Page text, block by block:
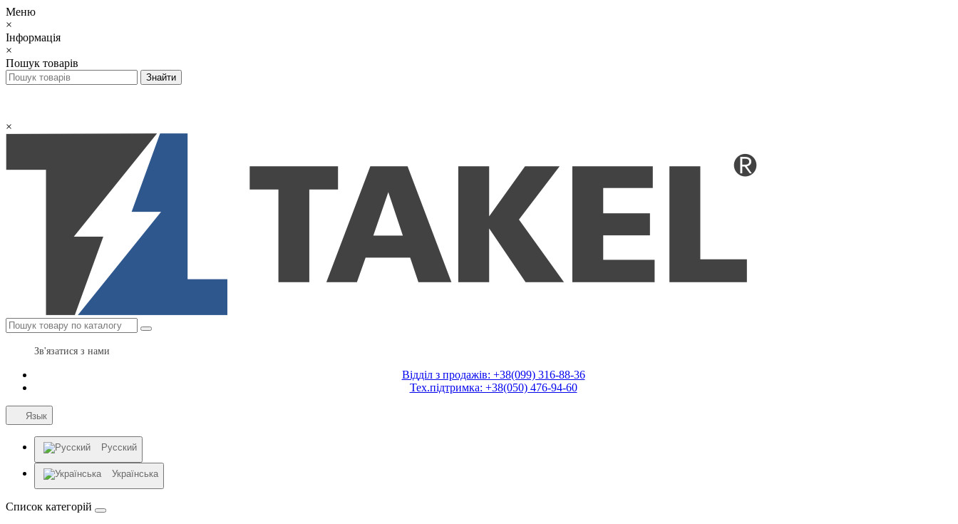
Меню
×
Інформація
×
Пошук товарів
×
Зв'язатися з нами
Відділ з продажів: +38(099) 316-88-36
Тех.підтримка: +38(050) 476-94-60
Язык
Русский
Українська
Список категорій